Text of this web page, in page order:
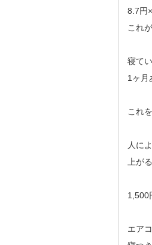
8.7円
これ
寝て
1ヶ月
これ
人に
上が
1,500
エア